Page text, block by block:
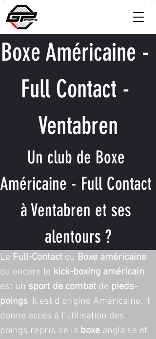
Boxe Américaine -
Full Contact -
Ventabren
Un club de Boxe
Américaine - Full Contact
à Ventabren et ses
alentours ?
Le Full-Contact ou Boxe américaine
ou encore le kick-boxing américain
est un sport de combat de pieds-
poings. Il est d’origine Américaine. Il
donne accès à l’utilisation des
poings repris de la boxe anglaise et